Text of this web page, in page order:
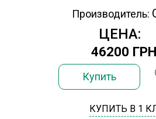
Производитель:
ЦЕНА:
46200 ГРН
Купить
КУПИТЬ В 1